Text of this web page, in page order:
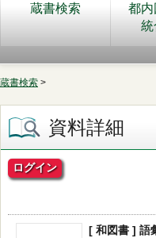
蔵書検索
都
統
蔵書検索 >
資料詳細
ログイン
[ 和図書 ] 語